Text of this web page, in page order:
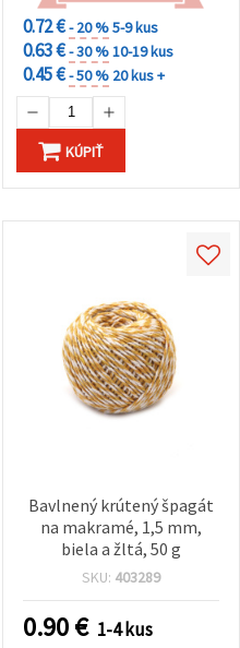
0.72 €- 20 %5-9 kus
0.63 €- 30 %10-19 kus
0.45 €- 50 % 20 kus +
KÚPIŤ
Bavlnený krútený špagát
na makramé, 1,5 mm,
biela a žltá, 50 g
SKU: 403289
0.90€ 1-4 kus